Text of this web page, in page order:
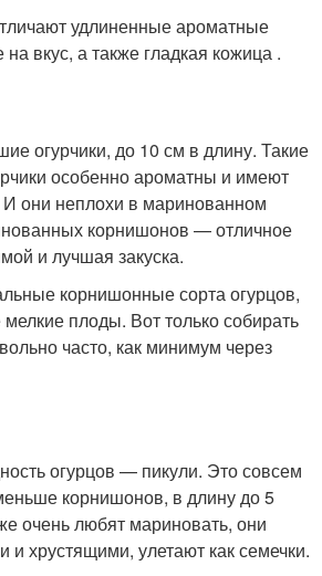
удлиненные ароматные
вкус, а также гладкая кожица .
огурчики, до 10 см в длину. Такие
особенно ароматны и имеют
они неплохи в маринованном
корнишонов — отличное
и лучшая закуска.
корнишонные сорта огурцов,
плоды. Вот только собирать
часто, как минимум через
огурцов — пикули. Это совсем
корнишонов, в длину до 5
очень любят мариновать, они
и хрустящими, улетают как семечки.